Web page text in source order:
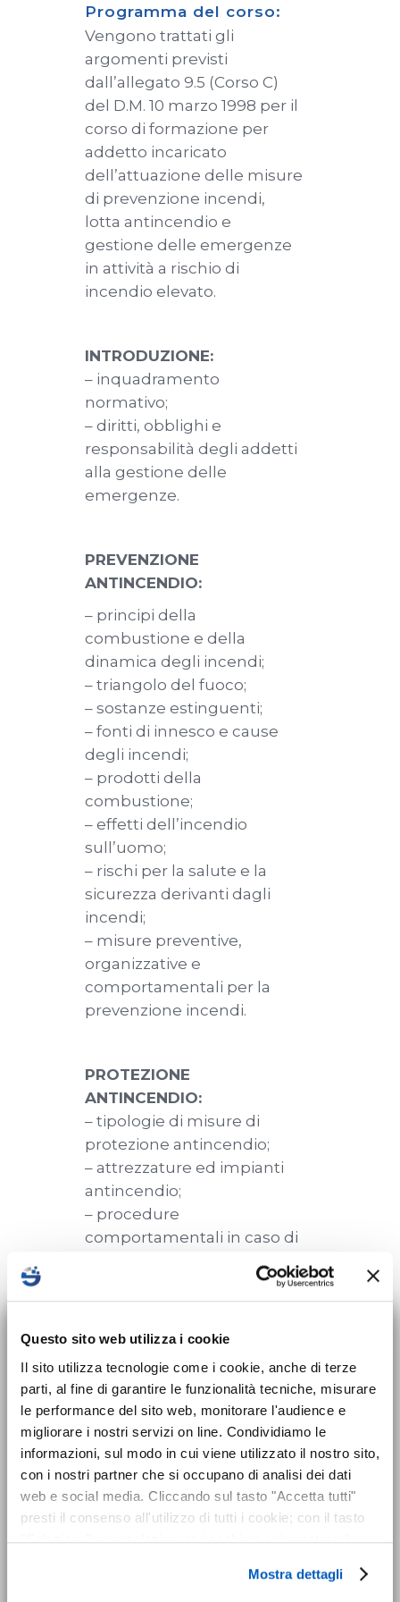
Questo sito web utilizza i cookie
Il sito utilizza tecnologie come i cookie, anche di terze
parti, al fine di garantire le funzionalità tecniche, misurare
le performance del sito web, monitorare l'audience e
migliorare i nostri servizi on line. Condividiamo le
informazioni, sul modo in cui viene utilizzato il nostro sito,
con i nostri partner che si occupano di analisi dei dati
web e social media. Cliccando sul tasto "Accetta tutti"
presti il consenso all'utilizzo di tutti i cookie; con il tasto
"Seleziona" puoi selezionare i cookie a cui prestare il
destra puoi continuare la navigazione solo con l'utilizzo
Mostra dettagli
Programma del corso:
Vengono trattati gli
argomenti previsti
dall’allegato 9.5 (Corso C)
del D.M. 10 marzo 1998 per il
corso di formazione per
addetto incaricato
dell’attuazione delle misure
di prevenzione incendi,
lotta antincendio e
gestione delle emergenze
in attività a rischio di
incendio elevato.
INTRODUZIONE:
– inquadramento
normativo;
– diritti, obblighi e
responsabilità degli addetti
alla gestione delle
emergenze.
PREVENZIONE
ANTINCENDIO:
– principi della
combustione e della
dinamica degli incendi;
– triangolo del fuoco;
– sostanze estinguenti;
– fonti di innesco e cause
degli incendi;
– prodotti della
combustione;
– effetti dell’incendio
sull’uomo;
– rischi per la salute e la
sicurezza derivanti dagli
incendi;
– misure preventive,
organizzative e
comportamentali per la
prevenzione incendi.
PROTEZIONE
ANTINCENDIO:
– tipologie di misure di
protezione antincendio;
– attrezzature ed impianti
antincendio;
– procedure
comportamentali in caso di
dell’incendio.
GESTIONE DELLE
EMERGENZE ED
EVACUAZIONE:
– procedure di evacuazione;
– chiamata ai vigli del fuoco.
chiarimenti sugli estintori
Nuovo corso sulla
sicurezza per Datori
di Lavoro disponibile!
Dal 24 maggio 2025 entra in vigore
l’obbligo formativo previsto dal nuovo
Accordo Stato-Regioni 2025 che introduce
il corso di formazione sicurezzaper tutti i
datori di lavoro. I datori di lavoro già in
carica al momento dell’entrata in vigore